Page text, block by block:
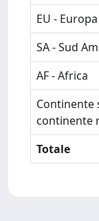
EU - Europa
SA - Sud
AF - Africa
Continente
continente
Totale